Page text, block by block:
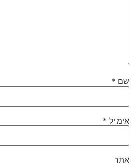
שם*
אימייל*
אתר